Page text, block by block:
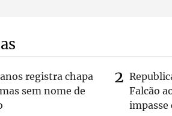
registra chapa
sem nome de
Falcão